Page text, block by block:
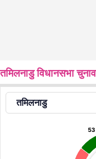
तमिलनाडु विधानसभा